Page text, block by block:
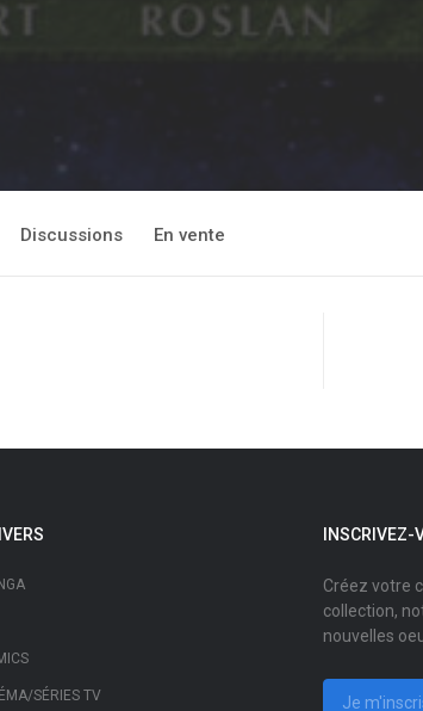
Discussions En vente
SÉRIES TV
INSCRIVEZ-
Créez votre
collection,
nouvelles
Je